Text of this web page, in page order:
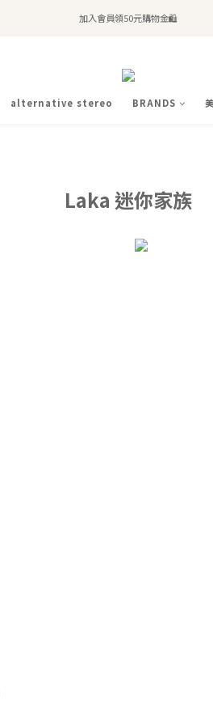
全站滿$2,500免運｜6/30前 含新品滿$1,300超取
加入會員領50元購物金🛍️
alternative stereo BRANDS
Laka 迷你家族